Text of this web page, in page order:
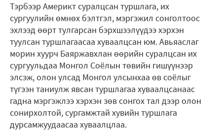
Тэрбээр Америкт суралцсан туршлага, их
сургуулийн өмнөх бэлтгэл, мэргэжил сонголтоос
эхлээд өөрт тулгарсан бэрхшээлүүдээ хэрхэн
туулсан туршлагаасаа хуваалцсан юм. Авьяаслаг
морин хуурч Баяржавхлан өөрийн суралцсан их
сургуульдаа Монгол Соёлын төвийн гишүүнээр
элсэж, олон улсад Монгол улсынхаа өв соёлыг
түгээн таниулж явсан туршлагаа хуваалцсанаас
гадна мэргэжлээ хэрхэн зөв сонгох тал дээр олон
сонирхолтой, сургамжтай хувийн туршлага
дурсамжуудаасаа хуваалцлаа.